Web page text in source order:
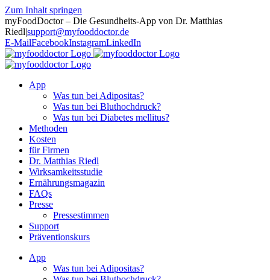
Zum Inhalt springen
myFoodDoctor – Die Gesundheits-App von Dr. Matthias
Riedl|support@myfooddoctor.de
E-MailFacebookInstagramLinkedIn
App
Was tun bei Adipositas?
Was tun bei Bluthochdruck?
Was tun bei Diabetes mellitus?
Methoden
Kosten
für Firmen
Dr. Matthias Riedl
Wirksamkeitsstudie
Ernährungsmagazin
FAQs
Presse
Pressestimmen
Support
Präventionskurs
App
Was tun bei Adipositas?